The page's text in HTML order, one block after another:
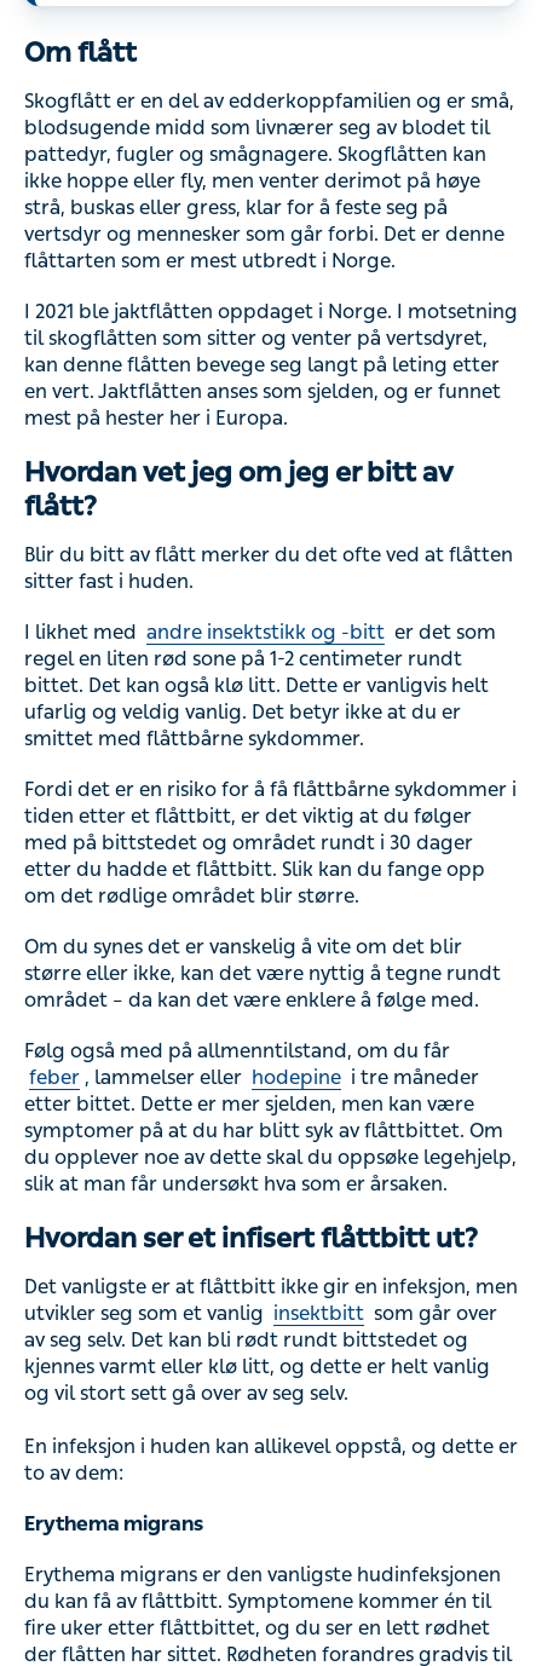
Om flått
Skogflått er en del av edderkoppfamilien og er små,
blodsugende midd som livnærer seg av blodet til
pattedyr, fugler og smågnagere. Skogflåtten kan
ikke hoppe eller fly, men venter derimot på høye
strå, buskas eller gress, klar for å feste seg på
vertsdyr og mennesker som går forbi. Det er denne
flåttarten som er mest utbredt i Norge.
I 2021 ble jaktflåtten oppdaget i Norge. I motsetning
til skogflåtten som sitter og venter på vertsdyret,
kan denne flåtten bevege seg langt på leting etter
en vert. Jaktflåtten anses som sjelden, og er funnet
mest på hester her i Europa.
Hvordan vet jeg om jeg er bitt av
flått?
Blir du bitt av flått merker du det ofte ved at flåtten
sitter fast i huden.
I likhet med andre insektstikk og -bitt er det som
regel en liten rød sone på 1-2 centimeter rundt
bittet. Det kan også klø litt. Dette er vanligvis helt
ufarlig og veldig vanlig. Det betyr ikke at du er
smittet med flåttbårne sykdommer.
Fordi det er en risiko for å få flåttbårne sykdommer i
tiden etter et flåttbitt, er det viktig at du følger
med på bittstedet og området rundt i 30 dager
etter du hadde et flåttbitt. Slik kan du fange opp
om det rødlige området blir større.
Om du synes det er vanskelig å vite om det blir
større eller ikke, kan det være nyttig å tegne rundt
området – da kan det være enklere å følge med.
Følg også med på allmenntilstand, om du får
feber , lammelser eller hodepine i tre måneder
etter bittet. Dette er mer sjelden, men kan være
symptomer på at du har blitt syk av flåttbittet. Om
du opplever noe av dette skal du oppsøke legehjelp,
slik at man får undersøkt hva som er årsaken.
Hvordan ser et infisert flåttbitt ut?
Det vanligste er at flåttbitt ikke gir en infeksjon, men
utvikler seg som et vanlig insektbitt som går over
av seg selv. Det kan bli rødt rundt bittstedet og
kjennes varmt eller klø litt, og dette er helt vanlig
og vil stort sett gå over av seg selv.
En infeksjon i huden kan allikevel oppstå, og dette er
to av dem:
Erythema migrans
Erythema migrans er den vanligste hudinfeksjonen
du kan få av flåttbitt. Symptomene kommer én til
fire uker etter flåttbittet, og du ser en lett rødhet
der flåtten har sittet. Rødheten forandres gradvis til